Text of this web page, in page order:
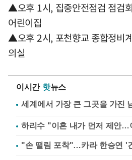
▲오후 1시, 집중안전점검 점검
어린이집
▲오후 2시, 포천향교 종합정비
의실
이시간 핫뉴스
하리수 "이혼 내가 먼저 제안…
"손 떨림 포착"…카라 한승연 '